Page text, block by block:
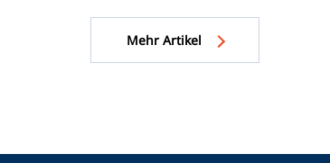
fachlicher Vernetzung.
Mehr Artikel